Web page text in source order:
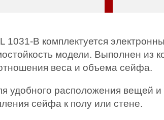
B комплектуется
модели. Выполнен из
веса и объема сейфа.
удобного расположения вещей
сейфа к полу или стене.